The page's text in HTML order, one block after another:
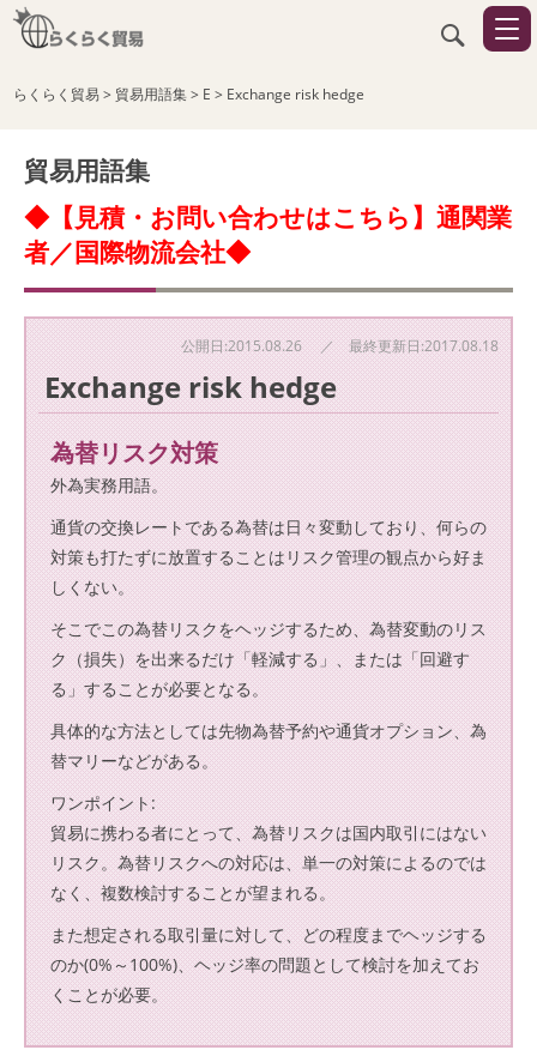
らくらく貿易> 貿易用語集> E > Exchange risk hedge
貿易用語集
◆【見積・お問い合わせはこちら】通関業
者／国際物流会社◆
公開日:2015.08.26 ／ 最終更新日:2017.08.18
Exchange risk hedge
為替リスク対策
外為実務用語。
通貨の交換レートである為替は日々変動しており、何らの
対策も打たずに放置することはリスク管理の観点から好ま
しくない。
そこでこの為替リスクをヘッジするため、為替変動のリス
ク（損失）を出来るだけ「軽減する」、または「回避す
る」することが必要となる。
具体的な方法としては先物為替予約や通貨オプション、為
替マリーなどがある。
ワンポイント:
貿易に携わる者にとって、為替リスクは国内取引にはない
リスク。為替リスクへの対応は、単一の対策によるのでは
なく、複数検討することが望まれる。
また想定される取引量に対して、どの程度までヘッジする
のか(0%～100%)、ヘッジ率の問題として検討を加えてお
くことが必要。